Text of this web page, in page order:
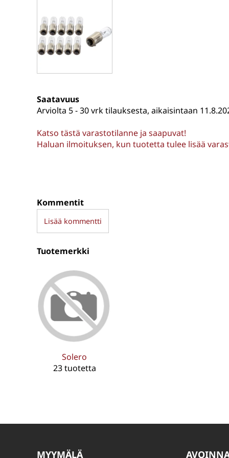
Saatavuus
Arviolta 5 - 30 vrk tilauksesta, aikaisintaan
Katso tästä varastotilanne ja saapuvat!
Haluan ilmoituksen, kun tuotetta tulee lisää
Kommentit
Lisää kommentti
Tuotemerkki
Solero
23 tuotetta
MYYMÄLÄ